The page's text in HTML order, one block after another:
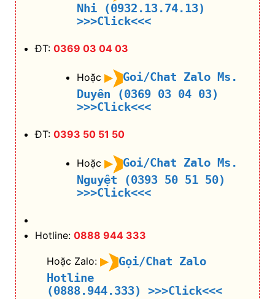
Nhi (0932.13.74.13)
>>>Click<<<
ĐT: 0369 03 04 03
Hoặc
Goi/Chat Zalo Ms.
Duyên (0369 03 04 03)
>>>Click<<<
ĐT: 0393 50 51 50
Hoặc
Goi/Chat Zalo Ms.
Nguyệt (0393 50 51 50)
>>>Click<<<
Hotline: 0888 944 333
Hoặc Zalo:
Gọi/Chat Zalo
Hotline
(0888.944.333)
>>>Click<<<